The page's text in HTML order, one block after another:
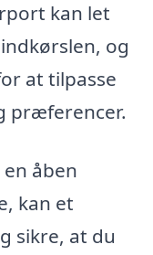
kan let
og
at tilpasse
præferencer.
åben
kan et
sikre, at du